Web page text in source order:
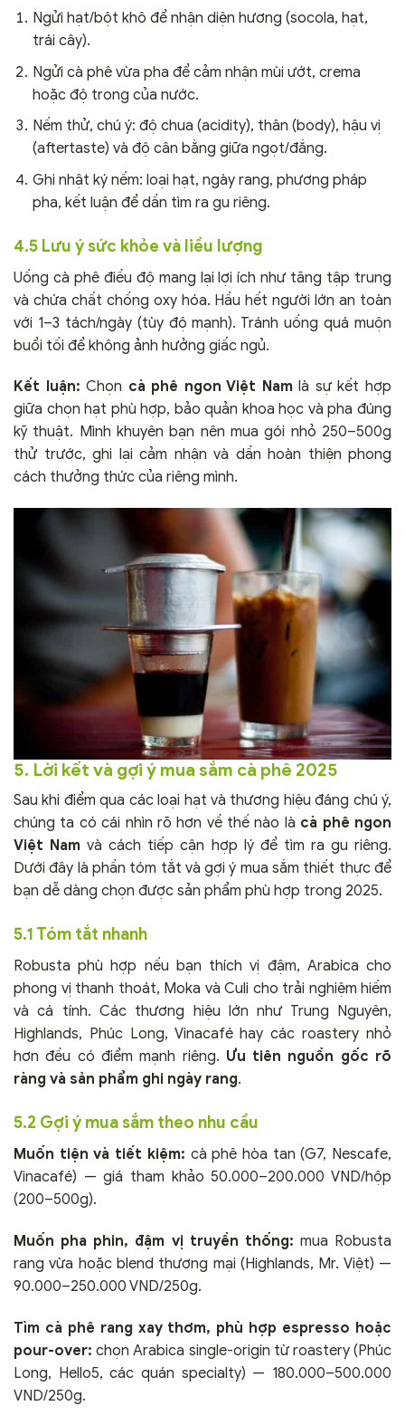
Ngửi hạt/bột khô để nhận diện hương (socola, hạt,
trái cây).
Ngửi cà phê vừa pha để cảm nhận mùi ướt, crema
hoặc độ trong của nước.
Nếm thử, chú ý: độ chua (acidity), thân (body), hậu vị
(aftertaste) và độ cân bằng giữa ngọt/đắng.
Ghi nhật ký nếm: loại hạt, ngày rang, phương pháp
pha, kết luận để dần tìm ra gu riêng.
4.5 Lưu ý sức khỏe và liều lượng
Uống cà phê điều độ mang lại lợi ích như tăng tập trung
và chứa chất chống oxy hóa. Hầu hết người lớn an toàn
với 1–3 tách/ngày (tùy độ mạnh). Tránh uống quá muộn
buổi tối để không ảnh hưởng giấc ngủ.
Kết luận: Chọn cà phê ngon Việt Nam là sự kết hợp
giữa chọn hạt phù hợp, bảo quản khoa học và pha đúng
kỹ thuật. Mình khuyên bạn nên mua gói nhỏ 250–500g
thử trước, ghi lại cảm nhận và dần hoàn thiện phong
cách thưởng thức của riêng mình.
5. Lời kết và gợi ý mua sắm cà phê 2025
Sau khi điểm qua các loại hạt và thương hiệu đáng chú ý,
chúng ta có cái nhìn rõ hơn về thế nào là cà phê ngon
Việt Nam và cách tiếp cận hợp lý để tìm ra gu riêng.
Dưới đây là phần tóm tắt và gợi ý mua sắm thiết thực để
bạn dễ dàng chọn được sản phẩm phù hợp trong 2025.
5.1 Tóm tắt nhanh
Robusta phù hợp nếu bạn thích vị đậm, Arabica cho
phong vị thanh thoát, Moka và Culi cho trải nghiệm hiếm
và cá tính. Các thương hiệu lớn như Trung Nguyên,
Highlands, Phúc Long, Vinacafé hay các roastery nhỏ
hơn đều có điểm mạnh riêng. Ưu tiên nguồn gốc rõ
ràng và sản phẩm ghi ngày rang.
5.2 Gợi ý mua sắm theo nhu cầu
Muốn tiện và tiết kiệm: cà phê hòa tan (G7, Nescafe,
Vinacafé) — giá tham khảo 50.000–200.000 VND/hộp
(200–500g).
Muốn pha phin, đậm vị truyền thống: mua Robusta
rang vừa hoặc blend thương mại (Highlands, Mr. Việt) —
90.000–250.000 VND/250g.
Tìm cà phê rang xay thơm, phù hợp espresso hoặc
pour-over: chọn Arabica single-origin từ roastery (Phúc
Long, Hello5, các quán specialty) — 180.000–500.000
VND/250g.